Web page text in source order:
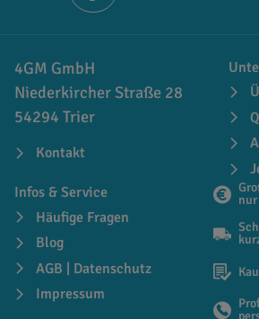
4GM GmbH
Niederkircher Straße 28
54294 Trier
Kontakt
Infos & Service
Häufige Fragen
Blog
AGB | Datenschutz
Impressum
nur